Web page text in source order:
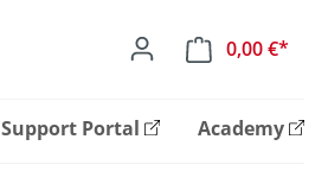
0,00 €*
Support Portal Academy